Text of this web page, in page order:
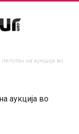
на аукција во
аукција во